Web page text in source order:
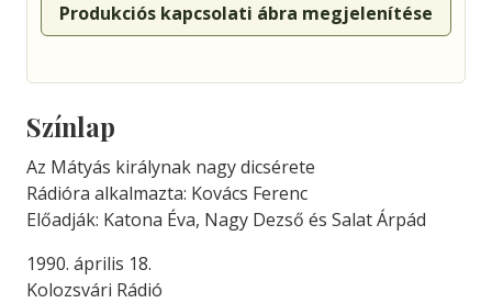
Produkciós kapcsolati ábra megjelenítése
Színlap
Az Mátyás királynak nagy dicsérete
Rádióra alkalmazta: Kovács Ferenc
Előadják: Katona Éva, Nagy Dezső és Salat Árpád
1990. április 18.
Kolozsvári Rádió